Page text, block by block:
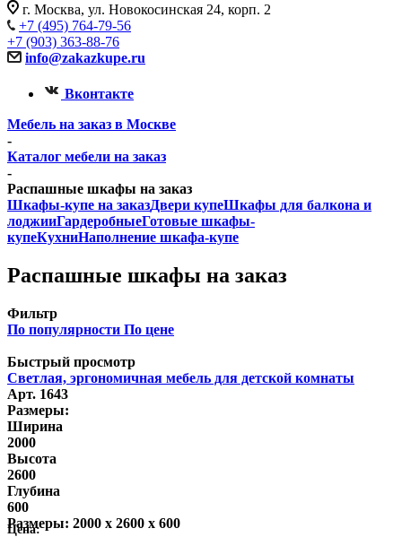
г. Москва, ул. Новокосинская 24, корп. 2
+7 (495) 764-79-56
+7 (903) 363-88-76
info@zakazkupe.ru
Вконтакте
Мебель на заказ в Москве
-
Каталог мебели на заказ
-
Распашные шкафы на заказ
Шкафы-купе на заказДвери купеШкафы для балкона и
лоджииГардеробныеГотовые шкафы-
купеКухниНаполнение шкафа-купе
Распашные шкафы на заказ
Фильтр
По популярности По цене
Быстрый просмотр
Светлая, эргономичная мебель для детской комнаты
Арт. 1643
Размеры:
Ширина
2000
Высота
2600
Глубина
600
Размеры: 2000 x 2600 x 600
Цена: